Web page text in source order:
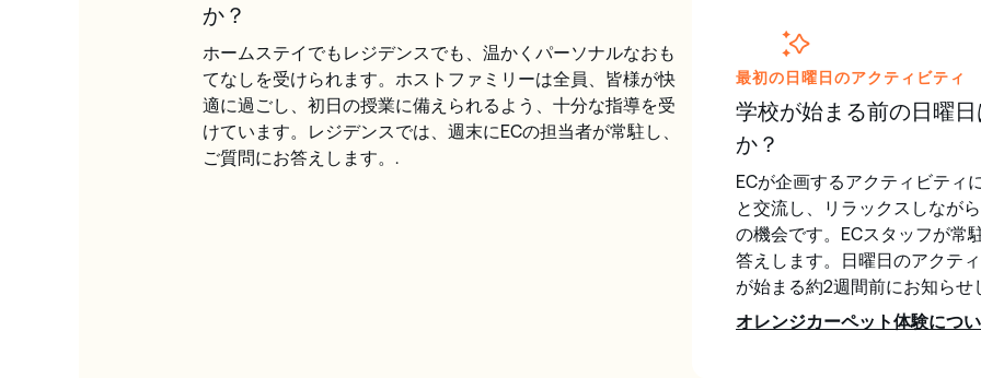
か？
ホームステイでもレジデンスでも、温かくパーソナルなおも
てなしを受けられます。ホストファミリーは全員、皆様が快
適に過ごし、初日の授業に備えられるよう、十分な指導を受
けています。レジデンスでは、週末にECの担当者が常駐し、
ご質問にお答えします。.
最初の日曜日のアクティビティ
学校が始まる前の日曜
か？
ECが企画するアクティビティ
と交流し、リラックスしなが
の機会です。ECスタッフが常
答えします。日曜日のアクテ
が始まる約2週間前にお知らせ
オレンジカーペット体験につ